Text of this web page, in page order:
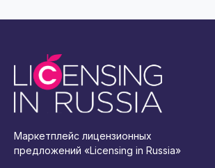
Маркетплейс лицензионных
предложений «Licensing in Russia»